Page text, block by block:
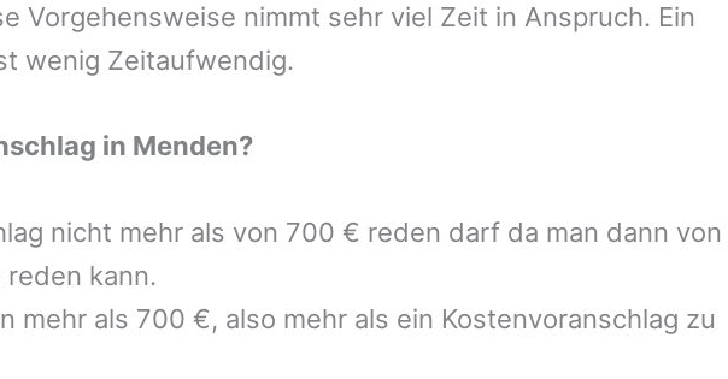
Vorgehensweise nimmt sehr viel Zeit in Anspruch. Ein
wenig Zeitaufwendig.
in Menden?
nicht mehr als von 700 € reden darf da man dann von
reden kann.
mehr als 700 €, also mehr als ein Kostenvoranschlag zu